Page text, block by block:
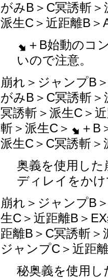
がみB＞C冥誘斬＞
派生C＞近距離B＞
＋B始動のコ
いので注意。
崩れ＞ジャンプB
がみB＞C冥誘斬
冥誘斬＞派生C＞
斬＞派生C＞
＋B
派生C＞C冥誘斬＞
奥義を使用し
ディレイをか
崩れ＞ジャンプB
生C＞近距離B＞
距離B＞C冥誘斬
ジャンプC＞近距
秘奥義を使用